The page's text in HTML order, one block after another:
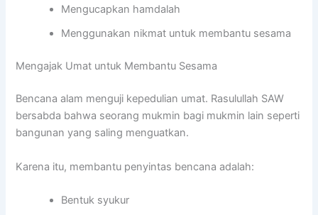
Mengucapkan hamdalah
Menggunakan nikmat untuk membantu sesama
Mengajak Umat untuk Membantu Sesama
Bencana alam menguji kepedulian umat. Rasulullah SAW
bersabda bahwa seorang mukmin bagi mukmin lain seperti
bangunan yang saling menguatkan.
Karena itu, membantu penyintas bencana adalah:
Bentuk syukur